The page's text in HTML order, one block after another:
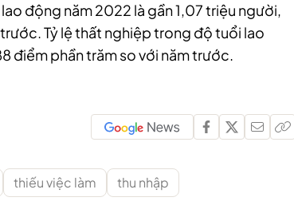
động năm 2022 là gần 1,07 triệu người,
Tỷ lệ thất nghiệp trong độ tuổi lao
điểm phần trăm so với năm trước.
thiếu việc làm
thu nhập